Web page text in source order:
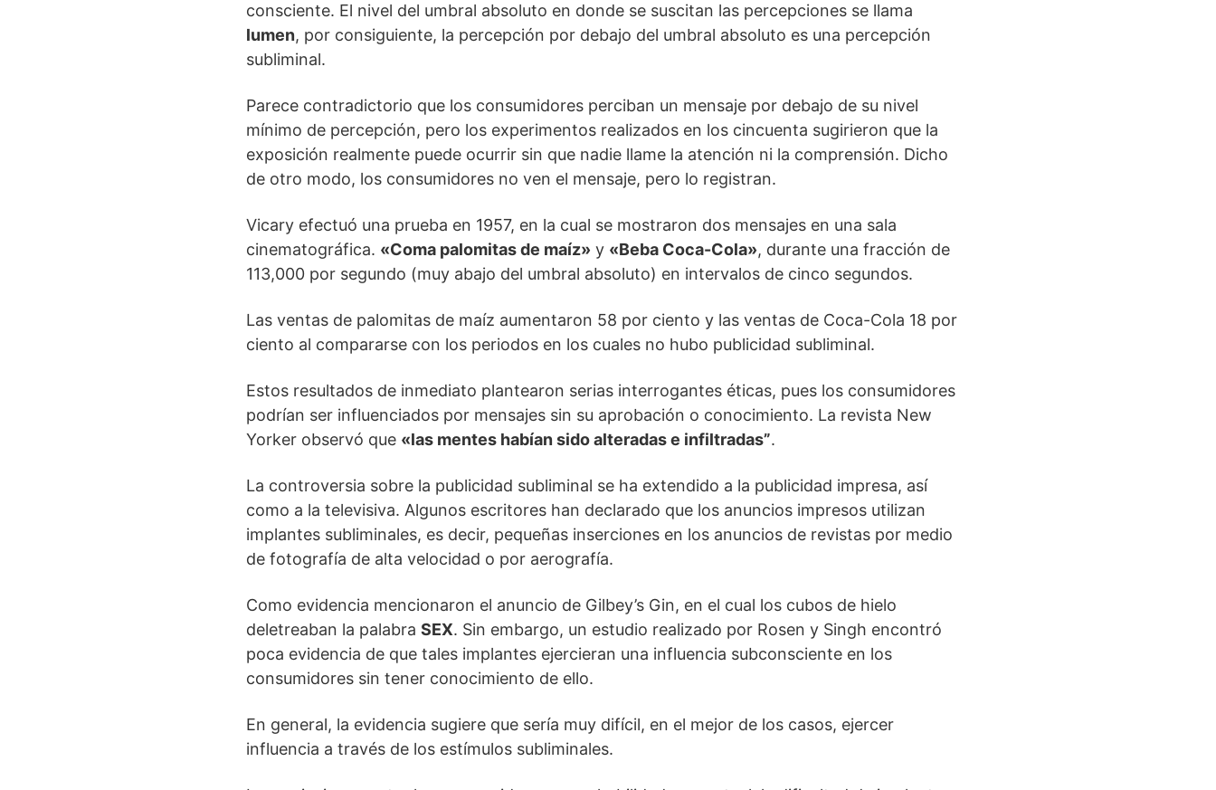
consciente. El nivel del umbral absoluto en donde se suscitan las percepciones se llama
lumen, por consiguiente, la percepción por debajo del umbral absoluto es una percepción
subliminal.
Parece contradictorio que los consumidores perciban un mensaje por debajo de su nivel
mínimo de percepción, pero los experimentos realizados en los cincuenta sugirieron que la
exposición realmente puede ocurrir sin que nadie llame la atención ni la comprensión. Dicho
de otro modo, los consumidores no ven el mensaje, pero lo registran.
Vicary efectuó una prueba en 1957, en la cual se mostraron dos mensajes en una sala
cinematográfica. «Coma palomitas de maíz» y «Beba Coca-Cola», durante una fracción de
113,000 por segundo (muy abajo del umbral absoluto) en intervalos de cinco segundos.
Las ventas de palomitas de maíz aumentaron 58 por ciento y las ventas de Coca-Cola 18 por
ciento al compararse con los periodos en los cuales no hubo publicidad subliminal.
Estos resultados de inmediato plantearon serias interrogantes éticas, pues los consumidores
podrían ser influenciados por mensajes sin su aprobación o conocimiento. La revista New
Yorker observó que «las mentes habían sido alteradas e infiltradas”.
La controversia sobre la publicidad subliminal se ha extendido a la publicidad impresa, así
como a la televisiva. Algunos escritores han declarado que los anuncios impresos utilizan
implantes subliminales, es decir, pequeñas inserciones en los anuncios de revistas por medio
de fotografía de alta velocidad o por aerografía.
Como evidencia mencionaron el anuncio de Gilbey’s Gin, en el cual los cubos de hielo
deletreaban la palabra SEX. Sin embargo, un estudio realizado por Rosen y Singh encontró
poca evidencia de que tales implantes ejercieran una influencia subconsciente en los
consumidores sin tener conocimiento de ello.
En general, la evidencia sugiere que sería muy difícil, en el mejor de los casos, ejercer
influencia a través de los estímulos subliminales.